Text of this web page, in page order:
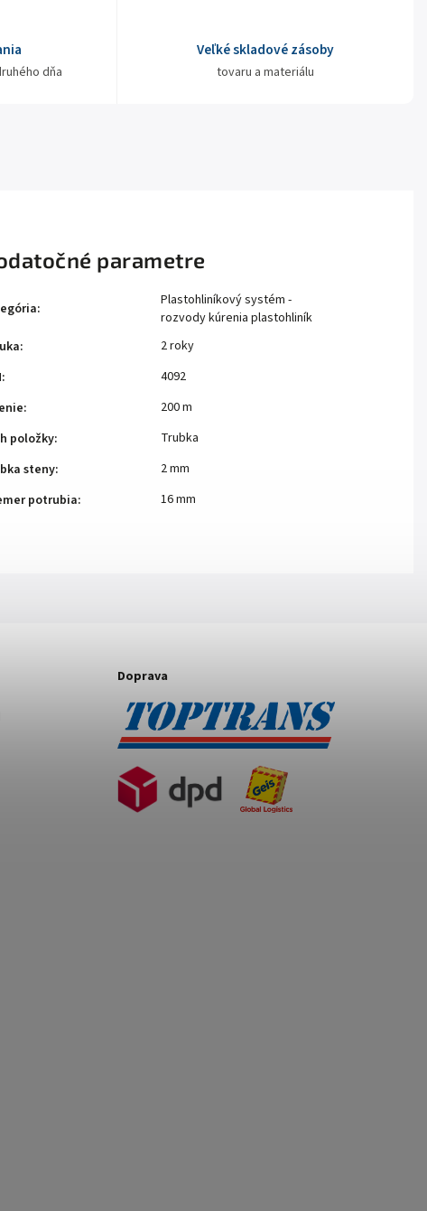
dňa
Veľké skladové zásoby
tovaru a materiálu
parametre
:
Plastohliníkový systém -
rozvody kúrenia plastohliník
:
2 roky
:
4092
:
200 m
položky:
Trubka
steny:
2 mm
potrubia: 16 mm
Doprava